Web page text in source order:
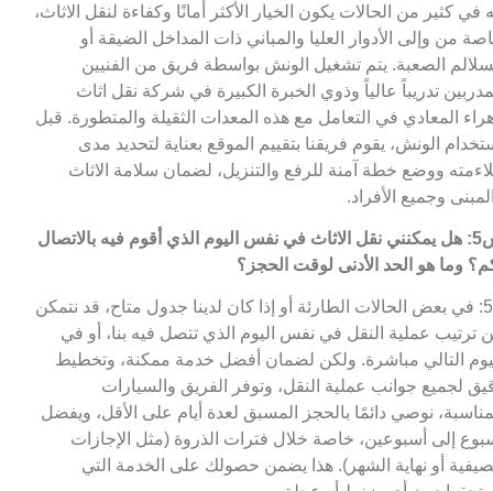
في كثير من الحالات يكون الخيار الأكثر أمانًا وكفاءة لنقل الاثاث،
من وإلى الأدوار العليا والمباني ذات المداخل الضيقة أو
الصعبة. يتم تشغيل الونش بواسطة فريق من الفنيين
تدريباً عالياً وذوي الخبرة الكبيرة في شركة نقل اثاث
المعادي في التعامل مع هذه المعدات الثقيلة والمتطورة. قبل
الونش، يقوم فريقنا بتقييم الموقع بعناية لتحديد مدى
ووضع خطة آمنة للرفع والتنزيل، لضمان سلامة الاثاث
وجميع الأفراد.
س5: هل يمكنني نقل الاثاث في نفس اليوم الذي أقوم فيه بالاتصال
وما هو الحد الأدنى لوقت الحجز؟
ج5: في بعض الحالات الطارئة أو إذا كان لدينا جدول متاح، قد نتمكن
ترتيب عملية النقل في نفس اليوم الذي تتصل فيه بنا، أو في
التالي مباشرة. ولكن لضمان أفضل خدمة ممكنة، وتخطيط
لجميع جوانب عملية النقل، وتوفر الفريق والسيارات
نوصي دائمًا بالحجز المسبق لعدة أيام على الأقل، ويفضل
إلى أسبوعين، خاصة خلال فترات الذروة (مثل الإجازات
أو نهاية الشهر). هذا يضمن حصولك على الخدمة التي